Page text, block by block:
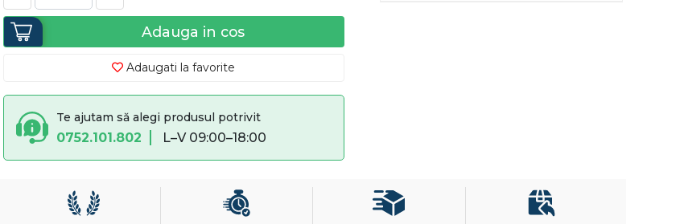
Adauga in cos
Adaugati la favorite
Te ajutam să alegi produsul potrivit
0752.101.802 L–V 09:00–18:00